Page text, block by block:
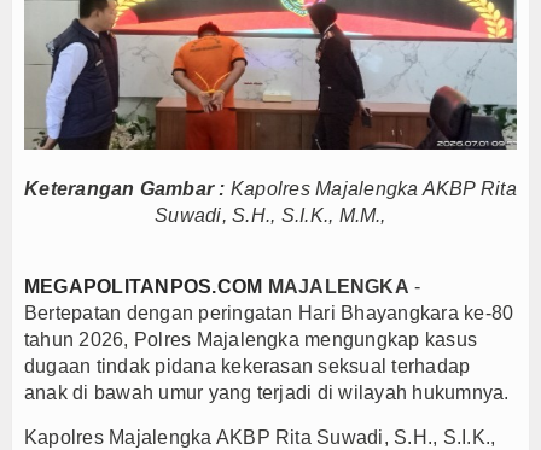
Kapolres Majalengka Ajak Bobotoh Junjung
Munjirin Panen Padi Ciherang di Cakung, Urban
PTPN I Ubah Aset Jadi Mesin Pertumbuhan,
PWHI Kota Tangerang Minta Dugaan Intimidasi
Nurhadi Anggota Komisi IX DPR RI Getol Kritisi
Ateng Sutisna Satukan Ribuan Bobotoh, Nobar
SIAL Food & Drinks Indonesia 2026 Perkuat
Kapolres Majalengka Ajak Bobotoh Junjung
Munjirin Panen Padi Ciherang di Cakung, Urban
PTPN I Ubah Aset Jadi Mesin Pertumbuhan,
Keterangan Gambar : Kapolres Majalengka AKBP Rita
Suwadi, S.H., S.I.K., M.M.,
MEGAPOLITANPOS.COM MAJALENGKA -
Bertepatan dengan peringatan Hari Bhayangkara ke-80
tahun 2026, Polres Majalengka mengungkap kasus
dugaan tindak pidana kekerasan seksual terhadap
anak di bawah umur yang terjadi di wilayah hukumnya.
Kapolres Majalengka AKBP Rita Suwadi, S.H., S.I.K.,